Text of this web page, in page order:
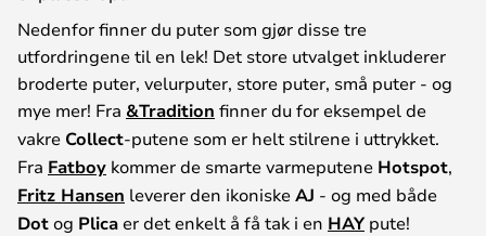
Nedenfor finner du puter som gjør disse tre
utfordringene til en lek! Det store utvalget inkluderer
broderte puter, velurputer, store puter, små puter - og
mye mer! Fra &Tradition finner du for eksempel de
vakre Collect-putene som er helt stilrene i uttrykket.
Fra Fatboy kommer de smarte varmeputene Hotspot,
Fritz Hansen leverer den ikoniskeAJ - og med både
Dotog Plicaer det enkelt å få tak i en HAY pute!